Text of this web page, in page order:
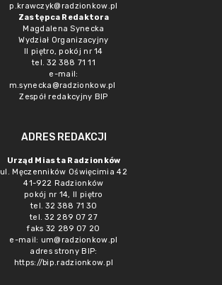
p.krawczyk@radzionkow.pl
Zastępca Redaktora
Magdalena Synecka
Wydział Organizacyjny
II piętro, pokój nr 14
tel. 32 388 71 11
e-mail:
m.synecka@radzionkow.pl
Zespół redakcyjny BIP
ADRES REDAKCJI
Urząd Miasta Radzionków
ul. Męczenników Oświęcimia 42
41-922 Radzionków
pokój nr 14, II piętro
tel. 32 388 71 30
tel. 32 289 07 27
faks 32 289 07 20
e-mail: um@radzionkow.pl
adres strony BIP:
https://bip.radzionkow.pl